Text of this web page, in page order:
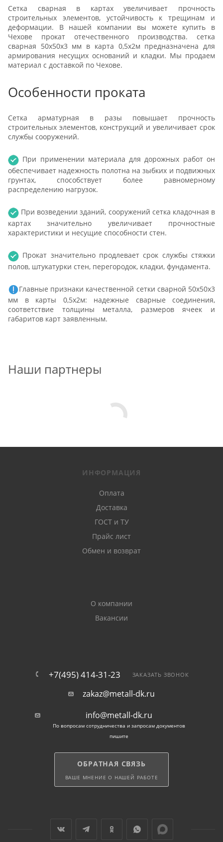
Сетка сварная в картах увеличивает прочность
строительных элементов, устойчивость к трещинам и
деформации. В нашей компании вы можете купить в
Чехове прокат отечественного производства. сетка
сварная 50х50х3 мм в карта 0,5х2м предназначена для
армирования несущих оснований и кладки. Мы продаем
материал с доставкой по Чехове.
Особенности проката
Сетка арматурная в разы повышает прочность
строительных элементов, конструкций и увеличивает срок
службы сооружений.
При применении материала для дорожных работ он
обеспечивает надежность полотна на зыбких и подвижных
грунтах, способствует более равномерному
распределению нагрузок.
При возведении зданий, сооружений сетка кладочная в
картах значительно увеличивает прочностные
характеристики и несущие способности стен.
Прокат значительно продлевает срок службы стяжки
полов, штукатурки стен, перегородок, кладки, фундамента.
Главные признаки качественной сетки сварной 50х50х3
мм в карты 0,5х2м: надежные сварные соединения,
соответствие толщины металла, размеров ячеек и
габаритов карт заявленным.
Наши партнеры
ИНФОРМАЦИЯ
Оплата
Доставка
ГОСТ и ТУ
Прайс лист
Обмен и возврат
О компании
Вакансии
+7(495) 414-31-23 ЗАКАЗАТЬ ЗВОНОК
zakaz@metall-dk.ru
info@metall-dk.ru
По вопросам сотрудничества и запросам документов
пишите
ОБРАТНАЯ СВЯЗЬ
ВАШЕ МНЕНИЕ О НАШЕЙ РАБОТЕ